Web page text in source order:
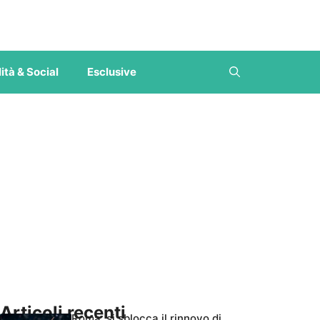
& Social Esclusive
Articoli recenti